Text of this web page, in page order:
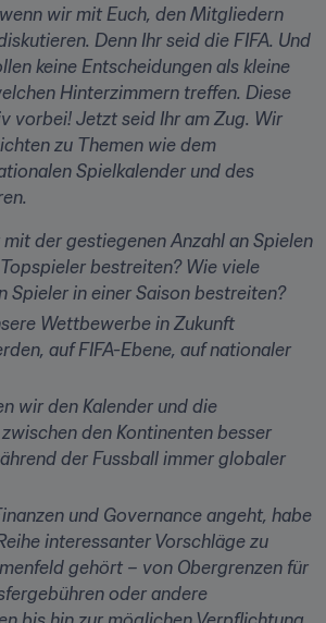
wir mit Euch, den Mitgliedern
Denn Ihr seid die FIFA. Und
keine Entscheidungen als kleine
Hinterzimmern treffen. Diese
vorbei! Jetzt seid Ihr am Zug. Wir
zu Themen wie dem
Spielkalender und des
der gestiegenen Anzahl an Spielen
bestreiten? Wie viele
Spieler in einer Saison bestreiten?
Wettbewerbe in Zukunft
auf FIFA-Ebene, auf nationaler
wir den Kalender und die
den Kontinenten besser
der Fussball immer globaler
und Governance angeht, habe
interessanter Vorschläge zu
gehört – von Obergrenzen für
oder andere